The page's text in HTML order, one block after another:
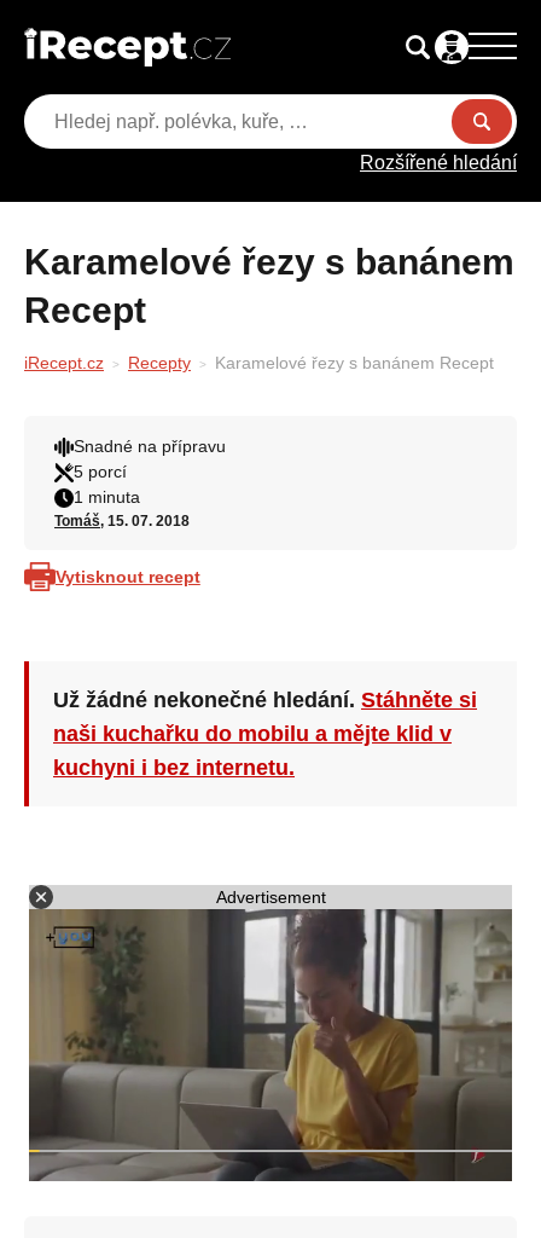
Rozšířené hledání
Karamelové řezy s banánem
Recept
iRecept.cz Recepty Karamelové řezy s banánem Recept
Snadné na přípravu
5 porcí
1 minuta
Tomáš, 15. 07. 2018
Vytisknout recept
Už žádné nekonečné hledání. Stáhněte si
naši kuchařku do mobilu a mějte klid v
kuchyni i bez internetu.
Advertisement